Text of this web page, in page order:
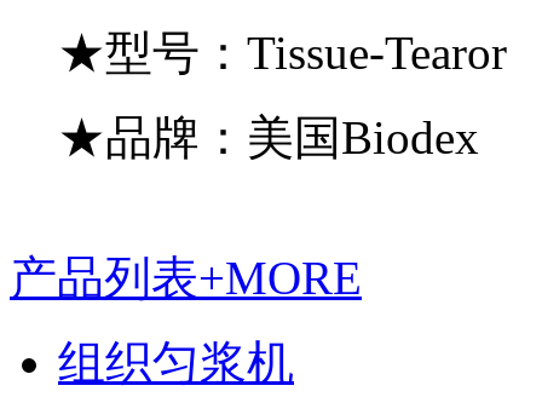
★型号：Tissue-Tearor
★品牌：美国Biodex
产品列表+MORE
组织匀浆机